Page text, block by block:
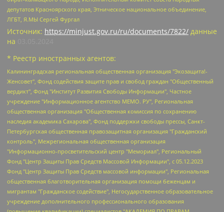
депутатов Красноярского края, Этническое национальное объединение,
ЛГБТ, Я.МЫ Сергей Фургал
Источник: https://minjust.gov.ru/ru/documents/7822/ данные
на
* Реестр иностранных агентов:
Калининградская региональная общественная организация "Экозащита!-Женсовет", Фонд содействия защите прав и свобод граждан "Общественный вердикт", Фонд "Институт Развития Свободы Информации", Частное учреждение "Информационное агентство МЕМО. РУ", Региональная общественная организация "Общественная комиссия по сохранению наследия академика Сахарова", Фонд поддержки свободы прессы, Санкт-Петербургская общественная правозащитная организация "Гражданский контроль", Межрегиональная общественная организация "Информационно-просветительский центр "Мемориал", Региональный Фонд "Центр Защиты Прав Средств Массовой Информации", с 05.12.2023 Фонд "Центр Защиты Прав Средств массовой информации", Региональная общественная благотворительная организация помощи беженцам и мигрантам "Гражданское содействие", Негосударственное образовательное учреждение дополнительного профессионального образования (повышение квалификации) специалистов "АКАДЕМИЯ ПО ПРАВАМ ЧЕЛОВЕКА", Свердловская региональная общественная организация "Сутяжник", Автономная некоммерческая организация "Центр независимых социологических исследований", Союз общественных объединений "Российский исследовательский центр по правам человека", Региональное общественное учреждение научно-информационный центр "МЕМОРИАЛ", Некоммерческая организация "Фонд защиты гласности", Автономная некоммерческая организация "Институт прав человека", Городская общественная организация "Екатеринбургское общество "МЕМОРИАЛ", Городская общественная организация "Рязанское историко-просветительское и правозащитное общество "Мемориал" (Рязанский Мемориал), Челябинский региональный орган общественной самодеятельности – женское общественное объединение "Женщины Евразии", Челябинский региональный орган общественной самодеятельности "Уральская правозащитная группа", Фонд содействия защите здоровья и социальной справедливости имени Андрея Рылькова, Автономная Некоммерческая Организация "Аналитический Центр Юрия Левады", Автономная некоммерческая организация социальной поддержки населения "Проект Апрель", Региональная общественная организация помощи женщинам и детям, находящимся в кризисной ситуации "Информационно-методический центр "Анна", Фонд содействия развитию массовых коммуникаций и правовому просвещению "Так-так-Так", Фонд содействия устойчивому развитию "Серебряная тайга", Свердловский региональный общественный фонд социальных проектов "Новое время", "Idel.Реалии", Кавказ.Реалии, Крым.Реалии, Телеканал Настоящее Время, Татаро-башкирская служба Радио Свобода (Azatliq Radiosi), Радио Свободная Европа/Радио Свобода (PCE/PC), "Сибирь.Реалии", "Фактограф", Благотворительный фонд помощи осужденным и их семьям, Автономная некоммерческая организация "Институт глобализации и социальных движений", Фонд "В защиту прав заключенных", Частное учреждение "Центр поддержки и содействия развитию средств массовой информации", Пензенский региональный общественный благотворительный фонд "Гражданский союз", "Север.Реалии", Некоммерческая организация Фонд "Правовая инициатива", Общество с ограниченной ответственностью "Радио Свободная Европа/Радио Свобода", Чешское информационное агентство "MEDIUM-ORIENT", Красноярская региональная общественная организация "Мы против СПИДа", Камалягин Денис Николаевич, Маркелов Сергей Евгеньевич, Пономарев Лев Александрович, Савицкая Людмила Алексеевна, Автономная некоммерческая организация "Центр по работе с проблемой насилия "НАСИЛИЮ.НЕТ", Межрегиональный профессиональный союз работников здравоохранения "Альянс врачей", Юридическое лицо, зарегистрированное в Латвийской Республике, SIA "Medusa Project" (регистрационный номер 40103797863, дата регистрации 10.06.2014), Некоммерческая организация "Фонд по борьбе с коррупцией", Автономная некоммерческая организация "Институт права и публичной политики", Баданин Роман Сергеевич, Гликин Максим Александрович, Железнова Мария Михайловна, Лукьянова Юлия Сергеевна, Маетная Елизавета Витальевна, Маняхин Петр Борисович, Чуракова Ольга Владимировна, Ярош Юлия Петровна, Юридическое лицо "The Insider SIA", зарегистрированное в Риге, Латвийская Республика (дата регистрации 26.06.2015), являющееся администратором доменного имени интернет-издания "The Insider SIA", https://theins.ru, Постернак Алексей Евгеньевич, Рубин Михаил Аркадьевич, Анин Роман Александрович, Юридическое лицо Istories fonds, зарегистрированное в Латвийской Республике (регистрационный номер 50008295751, дата регистрации 24.02.2020), Великовский Дмитрий Александрович, Долинина Ирина Николаевна, Мароховская Алеся Алексеевна, Шлейнов Роман Юрьевич, Шмагун Олеся Валентиновна, Общество с ограниченной ответственностью "Альтаир 2021", Общество с ограниченной ответственностью "Вега 2021", Общество с ограниченной ответственностью "Главный редактор 2021", Общество с ограниченной ответственностью "Ромашки монолит", Важенков Артем Валерьевич, Ивановская областная общественная организация "Центр гендерных исследований", Гурман Юрий Альбертович, Медиапроект "ОВД-Инфо", Егоров Владимир Владимирович, Жилинский Владимир Александрович, Общество с ограниченной ответственностью "ЗП", Иванова София Юрьевна, Карезина Инна Павловна, Кильтау Екатерина Викторовна, Петров Алексей Викторович, Пискунов Сергей Евгеньевич, Смирнов Сергей Сергеевич, Тихонов Михаил Сергеевич, Общество с ограниченной ответственностью "ЖУРНАЛИСТ-ИНОСТРАННЫЙ АГЕНТ", Арапова Галина Юрьевна, Вольтская Татьяна Анатольевна, Американская компания "Mason G.E.S. Anonymous Foundation" (США), являющаяся владельцем интернет-издания https://mnews.world/, Компания "Stichting Bellingcat", зарегистрированная в Нидерландах (дата регистрации 11.07.2018), Захаров Андрей Вячеславович, Клепиковская Екатерина Дмитриевна, Общество с ограниченной ответственностью "МЕМО", Перл Роман Александрович, Симонов Евгений Алексеевич, Соловьева Елена Анатольевна, Сотников Даниил Владимирович, Сурначева Елизавета Дмитриевна, Автономная некоммерческая организация по защите прав человека и информированию населения "Якутия – Наше Мнение", Общество с ограниченной ответственностью "Москоу диджитал медиа", с 26.01.2023 Общество с ограниченной ответственностью "Чайка Белые сады", Ветошкина Валерия Валерьевна, Заговора Максим Александрович, Межрегиональное общественное движение "Российская ЛГБТ - сеть", Оленичев Максим Владимирович, Павлов Иван Юрьевич, Скворцова Елена Сергеевна, Общество с ограниченной ответственностью "Как бы инагент", Кочетков Игорь Викторович, Общество с ограниченной ответственностью "Честные выборы", Еланчик Олег Александрович, Общество с ограниченной ответственностью "Нобелевский призыв", Гималова Регина Эмилевна, Григорьев Андрей Валерьевич, Григорьева Алина Александровна, Ассоциация по содействию защите прав призывников, альтернативнослужащих и военнослужащих "Правозащитная группа "Гражданин.Армия.Право", Хисамова Регина Фаритовна, Автономная некоммерческая организация по реализации социально-правовых программ "Лилит", Дальневосточное общественное движение "Маяк", Санкт-Петербургская ЛГБТ-инициативная группа "Выход", Инициативная группа ЛГБТ+ "Реверс", Алексеев Андрей Викторович, Бекбулатова Таисия Львовна, Беляев Иван Михайлович, Владыкина Елена Сергеевна, Гельман Марат Александрович, Никульшина Вероника Юрьевна, Толоконникова Надежда Андреевна, Шендерович Виктор Анатольевич, Общество с ограниченной ответственностью "Данное сообщение", Общество с ограниченной ответственностью Издательский дом "Новая глава", Айнбиндер Александра Александровна, Московский комьюнити-центр для ЛГБТ+инициатив, Благотворительный фонд развития филантропии, Deutsche Welle (Германия, Kurt-Schumacher-Strasse 3, 53113 Bonn), Борзунова Мария Михайловна, Воробьев Виктор Викторович, Голубева Анна Львовна, Константинова Алла Михайловна, Малкова Ирина Владимировна, Мурадов Мурад Абдулгалимович, Осетинская Елизавета Николаевна, Понасенков Евгений Николаевич, Ганапольский Матвей Юрьевич, Киселев Евгений Алексеевич, Борухович Ирина Григорьевна, Дремин Иван Тимофеевич, Дубровский Дмитрий Викторович, Красноярская региональная общественная организация поддержки и развития альтернативных образовательных технологий и межкультурных коммуникаций "ИНТЕРРА", Маяковская Екатерина Алексеевна, Фейгин Марк Захарович, Филимонов Андрей Викторович, Дзугкоева Регина Николаевна, Доброхотов Роман Александрович, Дудь Юрий Александрович, Елкин Сергей Владимирович, Кругликов Кирилл Игоревич, Сабунаева Мария Леонидовна, Семенов Алексей Владимирович, Шаинян Карен Багратович, Шульман Екатерина Михайловна, Асафьев Артур Валерьевич, Вахштайн Виктор Семенович, Венедиктов Алексей Алексеевич, Лушникова Екатерина Евгеньевна, Волков Леонид Михайлович, Невзоров Александр Глебович, Пархоменко Сергей Борисович, Сироткин Ярослав Николаевич, Кара-Мурза Владимир Владимирович, Баранова Наталья Владимировна, Гозман Леонид Яковлевич, Кагарлицкий Борис Юльевич, Климарев Михаил Валерьевич, Милов Владимир Станиславович, Автономная некоммерческая организация Краснодарский центр современного искусства "Типография", Моргенштерн Алишер Тагирович, Соболь Любовь Эдуардовна, Общество с ограниченной ответственностью "ЛИЗА НОРМ", Каспаров Гарри Кимович, Ходорковский Михаил Борисович, Общество с ограниченной ответственностью "Апрельские тезисы", Данилович Ирина Брониславовна, Кашин Олег Владимирович, Петров Николай Владимирович, Пивоваров Алексей Владимирович, Соколов Михаил Владимирович, Цветкова Юлия Владимировна, Чичваркин Евгений Александрович, Комитет против пыток/Команда против пыток, Общество с ограниченной ответственностью "Первый научный", Общество с ограниченной ответственностью "Вертолет и ко", Белоцерковская Вероника Борисовна, Кац Максим Евгеньевич, Лазарева Татьяна Юрьевна, Шаведдинов Руслан Табризович, Яшин Илья Валерьевич, Общество с ограниченной ответственностью "Иноагент ААВ", Алешковский Дмитрий Петрович, Альбац Евгения Марковна, Быков Дмитрий Львович, Галямина Юлия Евгеньевна, Лойко Сергей Леонидович, Мартынов Кирилл Константинович, Медведев Сергей Александрович, Крашенинников Федор Геннадиевич, Гордеева Катерина Вл